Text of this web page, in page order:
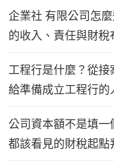
企業社 有限公司怎
的收入、責任與財稅
工程行是什麼？從
給準備成立工程行
公司資本額不是填
都該看見的財稅起點